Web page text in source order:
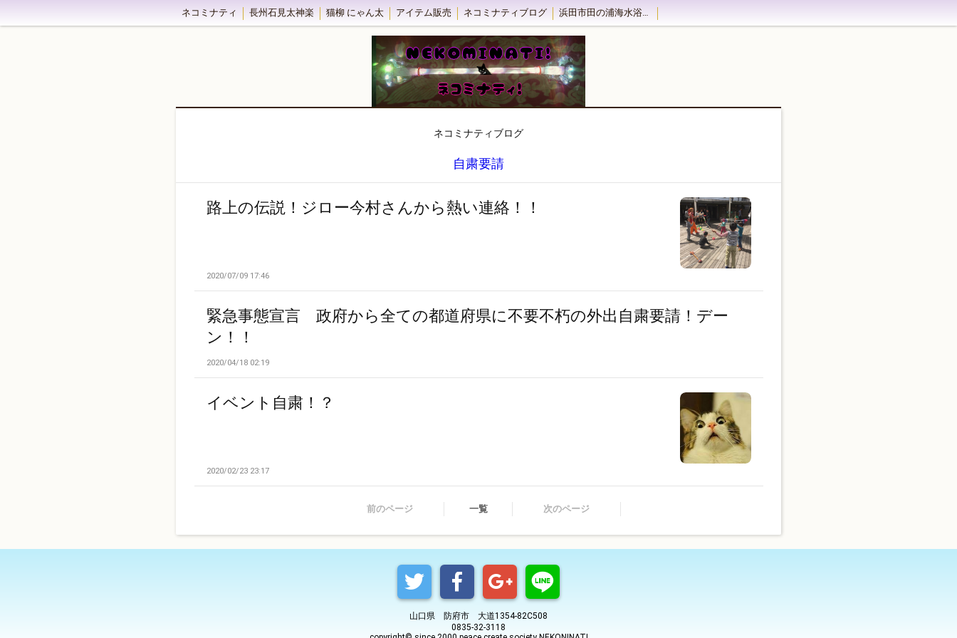
ネコミナティ 長州石見太神楽 猫柳 にゃん太 アイテム販売 ネコミナティブログ 浜田市田の浦海水浴場 海の家民宿うめや
ネコミナティブログ
自粛要請
路上の伝説！ジロー今村さんから熱い連絡！！
2020/07/09 17:46
緊急事態宣言 政府から全ての都道府県に不要不朽の外出自粛要請！デー
ン！！
2020/04/18 02:19
イベント自粛！？
2020/02/23 23:17
前のページ 一覧 次のページ
山口県 防府市 大道1354-82C508
0835-32-3118